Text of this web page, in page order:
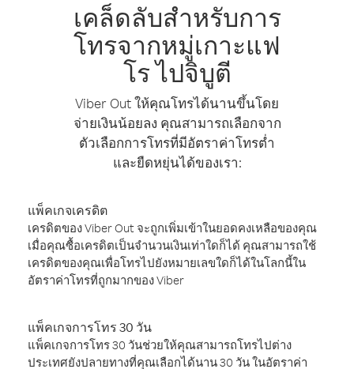
เคล็ดลับสำหรับการ
โทรจากหมู่เกาะแฟ
โร ไปจิบูตี
Viber Out ให้คุณโทรได้นานขึ้นโดย
จ่ายเงินน้อยลง คุณสามารถเลือกจาก
ตัวเลือกการโทรที่มีอัตราค่าโทรต่ำ
และยืดหยุ่นได้ของเรา:
แพ็คเกจเครดิต
เครดิตของ Viber Out จะถูกเพิ่มเข้าในยอดคงเหลือของคุณ
เมื่อคุณซื้อเครดิตเป็นจำนวนเงินเท่าใดก็ได้ คุณสามารถใช้
เครดิตของคุณเพื่อโทรไปยังหมายเลขใดก็ได้ในโลกนี้ใน
อัตราค่าโทรที่ถูกมากของ Viber
แพ็คเกจการโทร 30 วัน
แพ็คเกจการโทร 30 วันช่วยให้คุณสามารถโทรไปต่าง
ประเทศยังปลายทางที่คุณเลือกได้นาน 30 วัน ในอัตราค่า